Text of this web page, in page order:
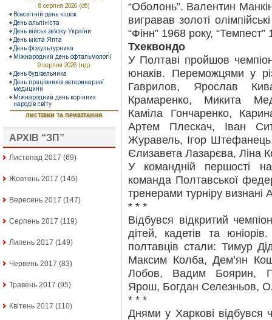
АРХІВ “ЗП”
Листопад 2017 (69)
Жовтень 2017 (146)
Вересень 2017 (147)
Серпень 2017 (119)
Липень 2017 (149)
Червень 2017 (83)
Травень 2017 (95)
Квітень 2017 (110)
“Оболонь”. Валентин
вигравав золоті
“Фінн” 1968 року, “Темпест”
Тхеквондо
У Полтаві пройшов
юнаків. Переможцями у
Гаврилов, Ярослав
Крамаренко, Микита
Каміла Гончаренко,
Артем Плескач, Іван
Журавель, Ігор
Єлизавета Лазарєва, Ліна
У командній першості
команда Полтавської
тренерами турніру визнані
* * *
Відбувся відкритий
дітей, кадетів та
полтавців стали: Тимур
Максим Колба, Дем’ян
Лобов, Вадим Боярин,
Ярош, Богдан Селезньов,
* * *
Днями у Харкові відбувся